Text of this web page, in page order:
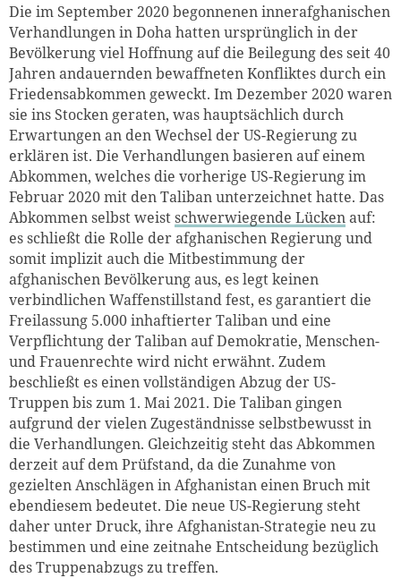
Die im September 2020 begonnenen innerafghanischen
Verhandlungen in Doha hatten ursprünglich in der
Bevölkerung viel Hoffnung auf die Beilegung des seit 40
Jahren andauernden bewaffneten Konfliktes durch ein
Friedensabkommen geweckt. Im Dezember 2020 waren
sie ins Stocken geraten, was hauptsächlich durch
Erwartungen an den Wechsel der US-Regierung zu
erklären ist. Die Verhandlungen basieren auf einem
Abkommen, welches die vorherige US-Regierung im
Februar 2020 mit den Taliban unterzeichnet hatte. Das
Abkommen selbst weistschwerwiegende Lückenauf:
es schließt die Rolle der afghanischen Regierung und
somit implizit auch die Mitbestimmung der
afghanischen Bevölkerung aus, es legt keinen
verbindlichen Waffenstillstand fest, es garantiert die
Freilassung 5.000 inhaftierter Taliban und eine
Verpflichtung der Taliban auf Demokratie, Menschen-
und Frauenrechte wird nicht erwähnt. Zudem
beschließt es einen vollständigen Abzug der US-
Truppen bis zum 1. Mai 2021. Die Taliban gingen
aufgrund der vielen Zugeständnisse selbstbewusst in
die Verhandlungen. Gleichzeitig steht das Abkommen
derzeit auf dem Prüfstand, da die Zunahme von
gezielten Anschlägen in Afghanistan einen Bruch mit
ebendiesem bedeutet. Die neue US-Regierung steht
daher unter Druck, ihre Afghanistan-Strategie neu zu
bestimmen und eine zeitnahe Entscheidung bezüglich
des Truppenabzugs zu treffen.